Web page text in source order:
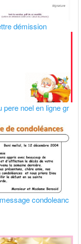
démission
pere noel en ligne gr
condoleanc